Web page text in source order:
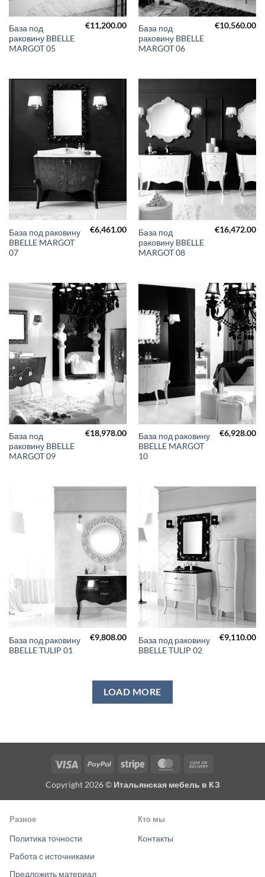
База под
раковину BBELLE
MARGOT 05
€11,200.00
База под
раковину BBELLE
MARGOT 06
€10,560.00
База под раковину
BBELLE MARGOT
07
€6,461.00
База под
раковину BBELLE
MARGOT 08
€16,472.00
База под
раковину BBELLE
MARGOT 09
€18,978.00
База под раковину
BBELLE MARGOT
10
€6,928.00
База под раковину
BBELLE TULIP 01
€9,808.00
База под раковину
BBELLE TULIP 02
€9,110.00
LOAD MORE
Visa PayPal Stripe MasterCard
Delivery
Copyright 2026 © Итальянская мебель в КЗ
Разное
Политика точности
Работа с источниками
Предложить материал
Кто мы
Контакты